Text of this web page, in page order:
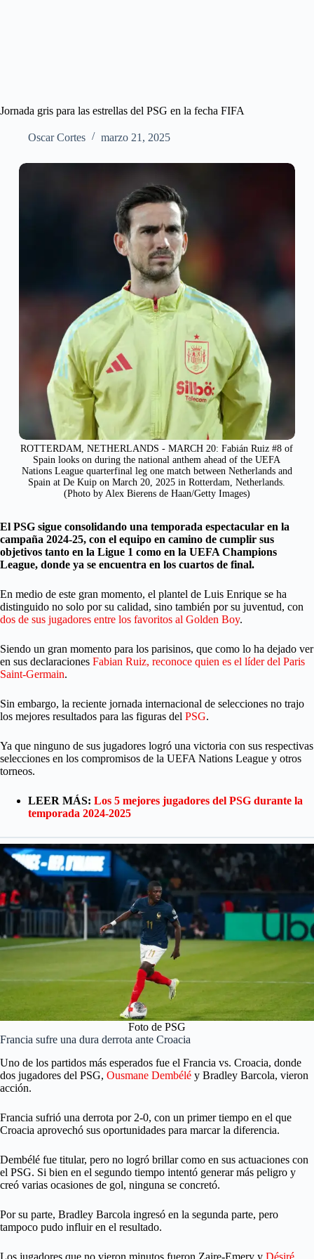
Jornada gris para las estrellas del PSG en la fecha FIFA
Oscar Cortes marzo 21, 2025
ROTTERDAM, NETHERLANDS - MARCH 20: Fabián Ruiz #8 of
Spain looks on during the national anthem ahead of the UEFA
Nations League quarterfinal leg one match between Netherlands and
Spain at De Kuip on March 20, 2025 in Rotterdam, Netherlands.
(Photo by Alex Bierens de Haan/Getty Images)
El PSG sigue consolidando una temporada espectacular en la
campaña 2024-25, con el equipo en camino de cumplir sus
objetivos tanto en la Ligue 1 como en la UEFA Champions
League, donde ya se encuentra en los cuartos de final.
En medio de este gran momento, el plantel de Luis Enrique se ha
distinguido no solo por su calidad, sino también por su juventud, con
dos de sus jugadores entre los favoritos al Golden Boy.
Siendo un gran momento para los parisinos, que como lo ha dejado ver
en sus declaraciones Fabian Ruiz, reconoce quien es el líder del Paris
Saint-Germain.
Sin embargo, la reciente jornada internacional de selecciones no trajo
los mejores resultados para las figuras del PSG.
Ya que ninguno de sus jugadores logró una victoria con sus respectivas
selecciones en los compromisos de la UEFA Nations League y otros
torneos.
LEER MÁS: Los 5 mejores jugadores del PSG durante la
temporada 2024-2025
Foto de PSG
Francia sufre una dura derrota ante Croacia
Uno de los partidos más esperados fue el Francia vs. Croacia, donde
dos jugadores del PSG, Ousmane Dembélé y Bradley Barcola, vieron
acción.
Francia sufrió una derrota por 2-0, con un primer tiempo en el que
Croacia aprovechó sus oportunidades para marcar la diferencia.
Dembélé fue titular, pero no logró brillar como en sus actuaciones con
el PSG. Si bien en el segundo tiempo intentó generar más peligro y
creó varias ocasiones de gol, ninguna se concretó.
Por su parte, Bradley Barcola ingresó en la segunda parte, pero
tampoco pudo influir en el resultado.
Los jugadores que no vieron minutos fueron Zaire-Emery y Désiré